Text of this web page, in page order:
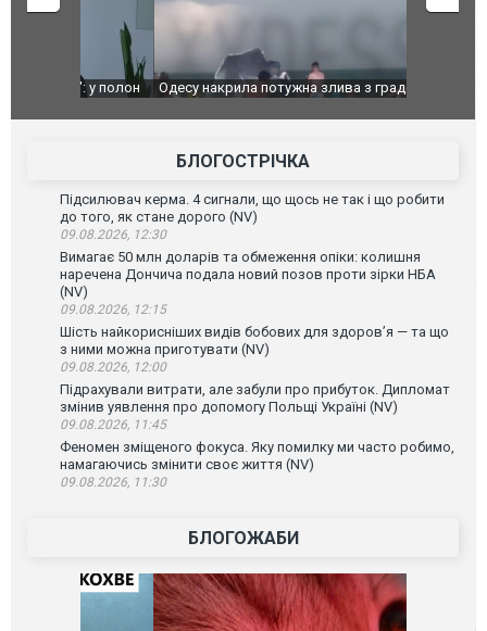
Одесу накрила потужна злива з градом та
Вже
БЛОГОСТРІЧКА
Підсилювач керма. 4 сигнали, що щось не так і що робити
до того, як стане дорого (NV)
09.08.2026, 12:30
Вимагає 50 млн доларів та обмеження опіки: колишня
наречена Дончича подала новий позов проти зірки НБА
(NV)
09.08.2026, 12:15
Шість найкорисніших видів бобових для здоров’я — та що
з ними можна приготувати (NV)
09.08.2026, 12:00
Підрахували витрати, але забули про прибуток. Дипломат
змінив уявлення про допомогу Польщі Україні (NV)
09.08.2026, 11:45
Феномен зміщеного фокуса. Яку помилку ми часто робимо,
намагаючись змінити своє життя (NV)
09.08.2026, 11:30
БЛОГОЖАБИ